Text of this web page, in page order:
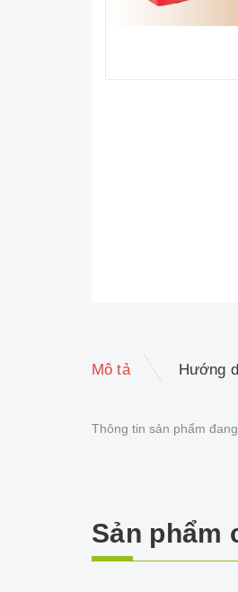
Mô tả Hướng
Thông tin sản phẩm
Sản phẩm